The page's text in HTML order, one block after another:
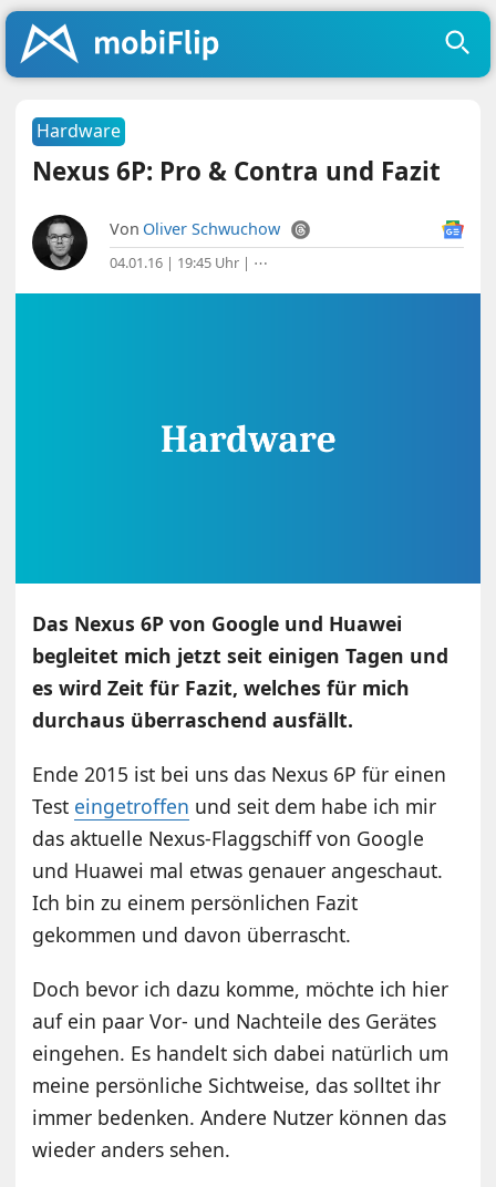
Hardware
Nexus 6P: Pro & Contra und Fazit
Von Oliver Schwuchow
04.01.16 | 19:45 Uhr | ⋯
Das Nexus 6P von Google und Huawei
begleitet mich jetzt seit einigen Tagen und
es wird Zeit für Fazit, welches für mich
durchaus überraschend ausfällt.
Ende 2015 ist bei uns das Nexus 6P für einen
Test eingetroffen und seit dem habe ich mir
das aktuelle Nexus-Flaggschiff von Google
und Huawei mal etwas genauer angeschaut.
Ich bin zu einem persönlichen Fazit
gekommen und davon überrascht.
Doch bevor ich dazu komme, möchte ich hier
auf ein paar Vor- und Nachteile des Gerätes
eingehen. Es handelt sich dabei natürlich um
meine persönliche Sichtweise, das solltet ihr
immer bedenken. Andere Nutzer können das
wieder anders sehen.